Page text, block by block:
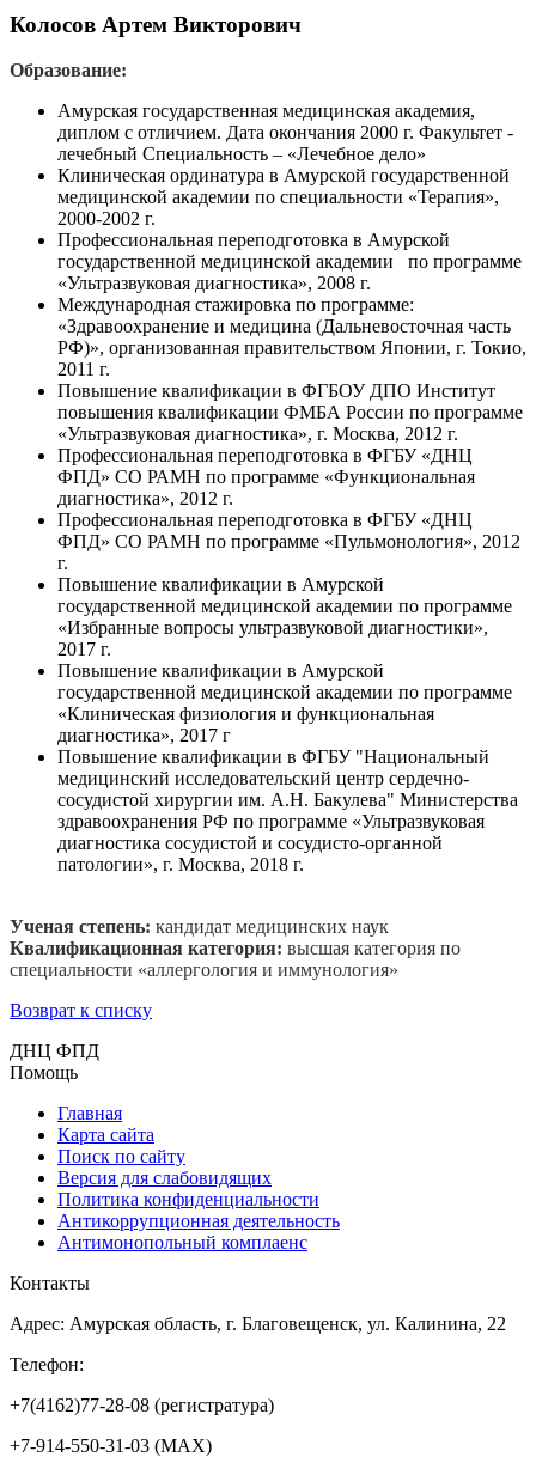
Колосов Артем Викторович
Образование:
Амурская государственная медицинская академия,
диплом с отличием. Дата окончания 2000 г. Факультет -
лечебный Специальность – «Лечебное дело»
Клиническая ординатура в Амурской государственной
медицинской академии по специальности «Терапия»,
2000-2002 г.
Профессиональная переподготовка в Амурской
государственной медицинской академии по программе
«Ультразвуковая диагностика», 2008 г.
Международная стажировка по программе:
«Здравоохранение и медицина (Дальневосточная часть
РФ)», организованная правительством Японии, г. Токио,
2011 г.
Повышение квалификации в ФГБОУ ДПО Институт
повышения квалификации ФМБА России по программе
«Ультразвуковая диагностика», г. Москва, 2012 г.
Профессиональная переподготовка в ФГБУ «ДНЦ
ФПД» СО РАМН по программе «Функциональная
диагностика», 2012 г.
Профессиональная переподготовка в ФГБУ «ДНЦ
ФПД» СО РАМН по программе «Пульмонология», 2012
г.
Повышение квалификации в Амурской
государственной медицинской академии по программе
«Избранные вопросы ультразвуковой диагностики»,
2017 г.
Повышение квалификации в Амурской
государственной медицинской академии по программе
«Клиническая физиология и функциональная
диагностика», 2017 г
Повышение квалификации в ФГБУ "Национальный
медицинский исследовательский центр сердечно-
сосудистой хирургии им. А.Н. Бакулева" Министерства
здравоохранения РФ по программе «Ультразвуковая
диагностика сосудистой и сосудисто-органной
патологии», г. Москва, 2018 г.
Ученая степень: кандидат медицинских наук
Квалификационная категория: высшая категория по
специальности «аллергология и иммунология»
Возврат к списку
ДНЦ ФПД
Помощь
Главная
Карта сайта
Поиск по сайту
Версия для слабовидящих
Политика конфиденциальности
Антикоррупционная деятельность
Антимонопольный комплаенс
Контакты
Адрес: Амурская область, г. Благовещенск, ул. Калинина, 22
Телефон:
+7(4162)77-28-08 (регистратура)
+7-914-550-31-03 (MAX)